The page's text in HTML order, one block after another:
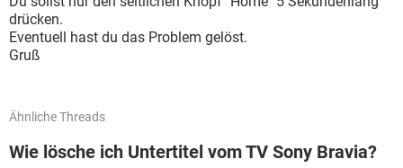
drücken.
Eventuell hast du das Problem gelöst.
Gruß
Ähnliche Threads
Wie lösche ich Untertitel vom TV Sony Bravia?